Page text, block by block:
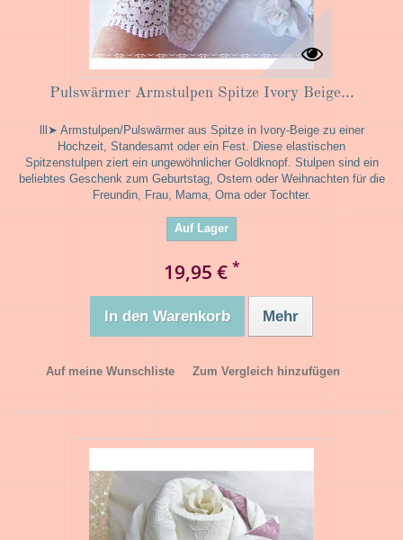
Pulswärmer Armstulpen Spitze Ivory Beige...
lll➤ Armstulpen/Pulswärmer aus Spitze in Ivory-Beige zu einer
Hochzeit, Standesamt oder ein Fest. Diese elastischen
Spitzenstulpen ziert ein ungewöhnlicher Goldknopf. Stulpen sind ein
beliebtes Geschenk zum Geburtstag, Ostern oder Weihnachten für die
Freundin, Frau, Mama, Oma oder Tochter.
Auf Lager
19,95 € *
In den Warenkorb Mehr
Auf meine Wunschliste Zum Vergleich hinzufügen